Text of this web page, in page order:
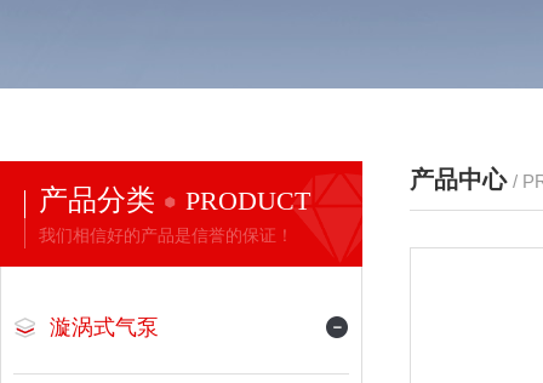
产品分类 PRODUCT
我们相信好的产品是信誉的保证！
漩涡式气泵
产品中心 /